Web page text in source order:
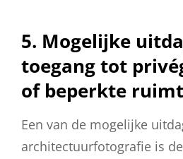
5. Mogelijke
toegang tot
of beperkte
Een van de mogelijke
architectuurfotografie is